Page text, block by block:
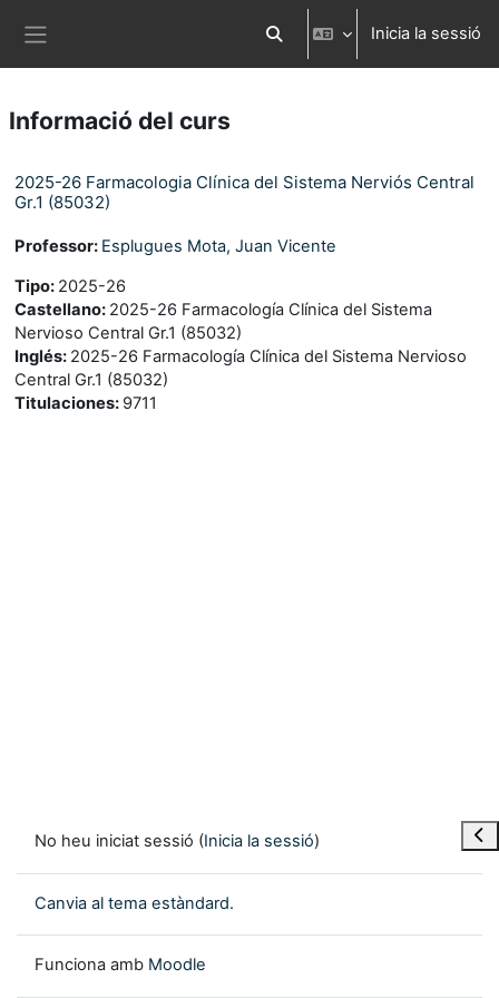
Commuta l'entrada de la cerca
Inicia la sessió
Informació del curs
2025-26 Farmacologia Clínica del Sistema Nerviós Central
Gr.1 (85032)
Professor: Esplugues Mota, Juan Vicente
Tipo: 2025-26
Castellano: 2025-26 Farmacología Clínica del Sistema
Nervioso Central Gr.1 (85032)
Inglés: 2025-26 Farmacología Clínica del Sistema Nervioso
Central Gr.1 (85032)
Titulaciones: 9711
No heu iniciat sessió (Inicia la sessió)
Canvia al tema estàndard.
Funciona amb Moodle